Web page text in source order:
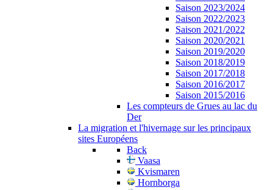
Saison 2023/2024
Saison 2022/2023
Saison 2021/2022
Saison 2020/2021
Saison 2019/2020
Saison 2018/2019
Saison 2017/2018
Saison 2016/2017
Saison 2015/2016
Les compteurs de Grues au lac du
Der
La migration et l'hivernage sur les principaux
sites Européens
Back
Vaasa
Kvismaren
Hornborga